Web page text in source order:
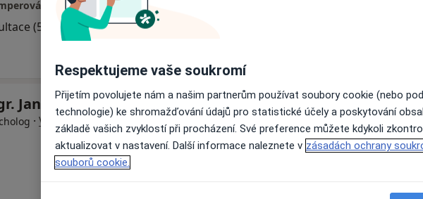
(50 minut) 1 300 Kč
Jana Sýkorová
· Více
Dnes
7 Srpen
Zítra
8 Srpen
Ne
9 Srpen
Po
10 Srpen
Respektujeme vaše soukromí
Přijetím povolujete nám a našim partnerům používat soubory cookie (nebo
technologie) ke shromažďování údajů pro statistické účely a poskytování
základě vašich zvyklostí při procházení. Své preference můžete kdykoli
aktualizovat v nastavení. Další informace naleznete v zásadách ochrany
souborů cookie.